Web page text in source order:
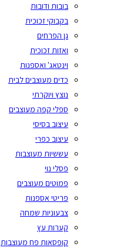
בובות ודובות
בקבוקי זכוכית
גן הפרחים
ואזות זכוכית
וינטאג' ואספנות
כדים מעוצבים לבית
נוצץ ויוקרתי
ספלי קפה מעוצבים
עיצוב בסיסי
עיצוב כפרי
עששיות מעוצבות
פסלי נוי
פמוטים מעוצבים
פריטי אספנות
צבעוניות שמחה
קערות עץ
קופסאות פח מעוצבות